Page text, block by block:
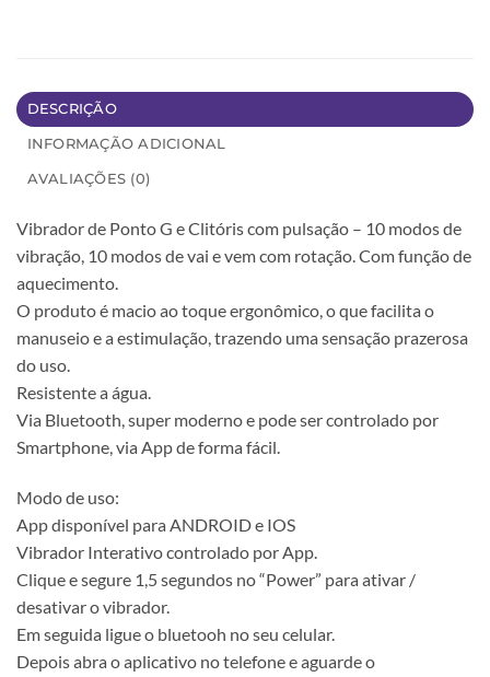
DESCRIÇÃO
INFORMAÇÃO ADICIONAL
AVALIAÇÕES (0)
Vibrador de Ponto G e Clitóris com pulsação – 10 modos de
vibração, 10 modos de vai e vem com rotação. Com função de
aquecimento.
O produto é macio ao toque ergonômico, o que facilita o
manuseio e a estimulação, trazendo uma sensação prazerosa
do uso.
Resistente a água.
Via Bluetooth, super moderno e pode ser controlado por
Smartphone, via App de forma fácil.
Modo de uso:
App disponível para ANDROID e IOS
Vibrador Interativo controlado por App.
Clique e segure 1,5 segundos no “Power” para ativar /
desativar o vibrador.
Em seguida ligue o bluetooh no seu celular.
Depois abra o aplicativo no telefone e aguarde o